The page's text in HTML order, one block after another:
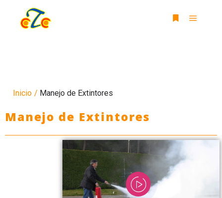
Inicio / Manejo de Extintores
Manejo de Extintores